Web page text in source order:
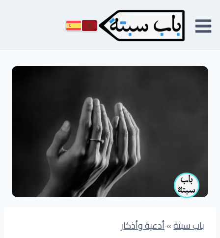
إلى
المحتوى
باب سبتة»أدعية وأذكار